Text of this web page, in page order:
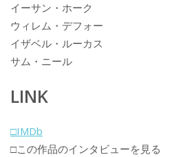
イーサン・ホーク
ウィレム・デフォー
イザベル・ルーカス
サム・ニール
LINK
□IMDb
□この作品のインタビューを見る